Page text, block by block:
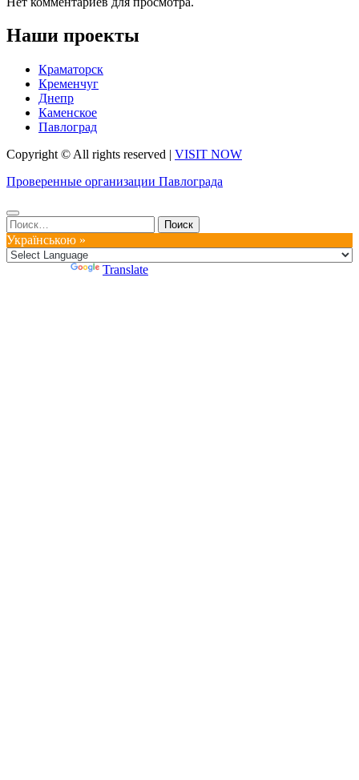
Наши проекты
Краматорск
Кременчуг
Днепр
Каменское
Павлоград
Copyright © All rights reserved | VISIT NOW
Проверенные организации Павлограда
Найти:
Українською »
Translate